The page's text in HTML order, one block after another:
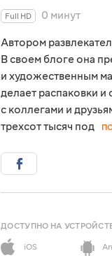
Full HD
0 минут
Автором
В своем блоге она
и художественным
делает распаковки и
с коллегами и
трехсот тысяч под
ДОСТУПНО НА
iOS